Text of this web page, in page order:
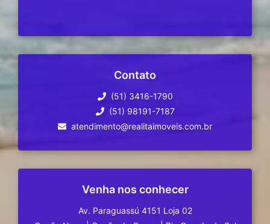
Contato
(51) 3416-1790
(51) 98191-7187
atendimento@realitaimoveis.com.br
Venha nos conhecer
Av. Paraguassú 4151 Loja 02